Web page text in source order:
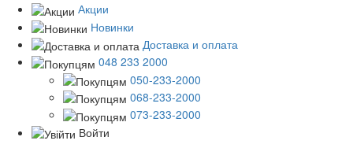
Акции
Новинки
Доставка и оплата
048 233 2000
050-233-2000
068-233-2000
073-233-2000
Войти